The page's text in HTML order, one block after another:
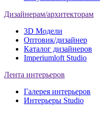
Дизайнерам/архитекторам
3D Модели
Оптовик/дизайнер
Каталог дизайнеров
Imperiumloft Studio
Лента интерьеров
Галерея интерьеров
Интерьеры Studio